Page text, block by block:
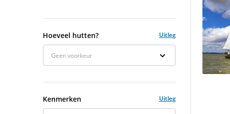
Hoeveel hutten? Uitleg
Geen voorkeur
Kenmerken Uitleg